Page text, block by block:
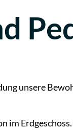
unsere
im Erdgeschoss.